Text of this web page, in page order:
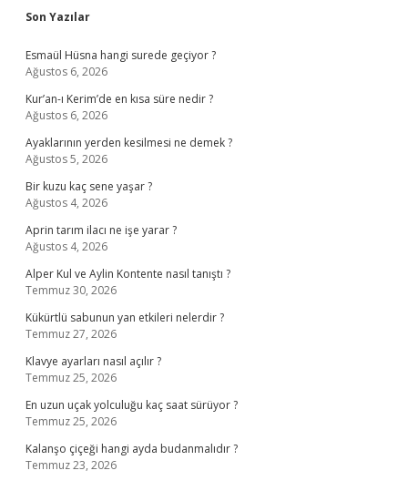
Sidebar
Son Yazılar
Esmaül Hüsna hangi surede geçiyor ?
Ağustos 6, 2026
Kur’an-ı Kerim’de en kısa süre nedir ?
Ağustos 6, 2026
Ayaklarının yerden kesilmesi ne demek ?
Ağustos 5, 2026
Bir kuzu kaç sene yaşar ?
Ağustos 4, 2026
Aprin tarım ilacı ne işe yarar ?
Ağustos 4, 2026
Alper Kul ve Aylin Kontente nasıl tanıştı ?
Temmuz 30, 2026
Kükürtlü sabunun yan etkileri nelerdir ?
Temmuz 27, 2026
Klavye ayarları nasıl açılır ?
Temmuz 25, 2026
En uzun uçak yolculuğu kaç saat sürüyor ?
Temmuz 25, 2026
Kalanşo çiçeği hangi ayda budanmalıdır ?
Temmuz 23, 2026